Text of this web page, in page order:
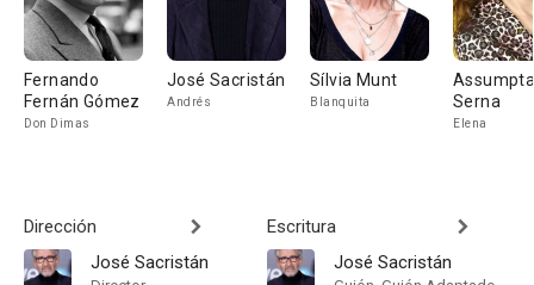
Fernando
Fernán Gómez
Don Dimas
José Sacristán
Andrés
Sílvia Munt
Blanquita
Serna
Elena
Dirección
José Sacristán
Escritura
José Sacristán